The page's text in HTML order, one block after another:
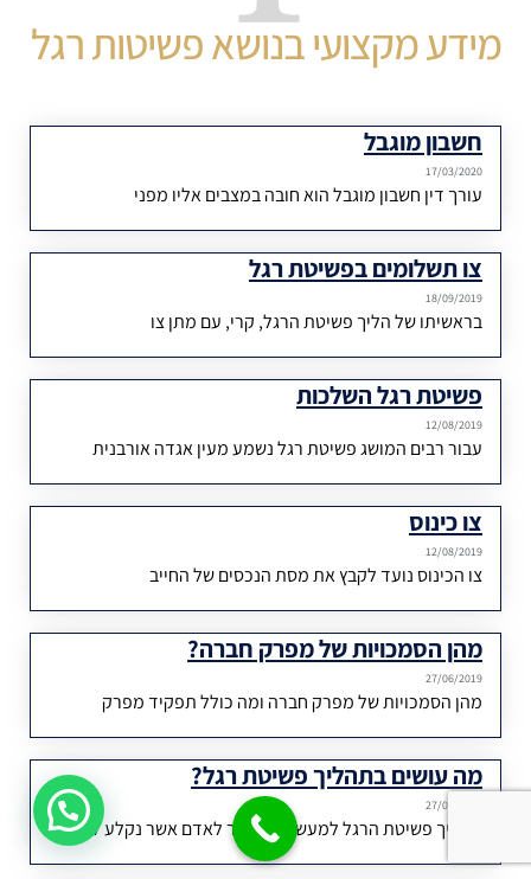
מידע מקצועי בנושא פשיטות רגל
חשבון מוגבל
17/03/2020
עורך דין חשבון מוגבל הוא חובה במצבים אליו מפני
צו תשלומים בפשיטת רגל
18/09/2019
בראשיתו של הליך פשיטת הרגל, קרי, עם מתן צו
פשיטת רגל השלכות
12/08/2019
עבור רבים המושג פשיטת רגל נשמע מעין אגדה אורבנית
צו כינוס
12/08/2019
צו הכינוס נועד לקבץ את מסת הנכסים של החייב
מהן הסמכויות של מפרק חברה?
27/06/2019
מהן הסמכויות של מפרק חברה ומה כולל תפקיד מפרק
מה עושים בתהליך פשיטת רגל?
27/06/2019
תהליך פשיטת הרגל למעשה מאפשר לאדם אשר נקלע לקשיים
שלום וברכה